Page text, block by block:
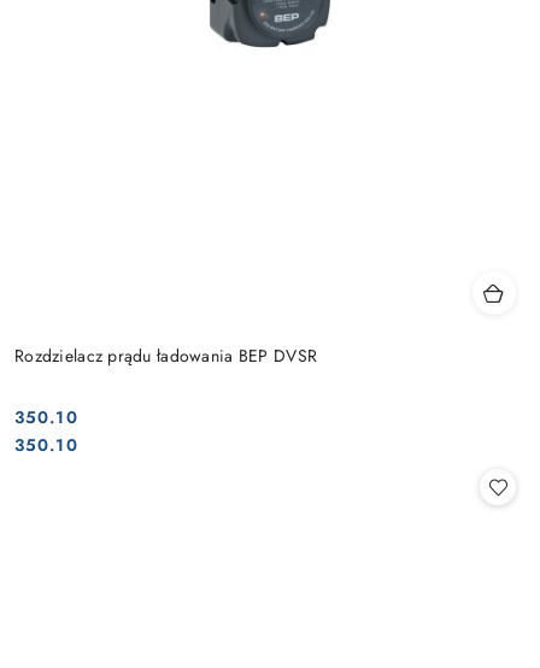
Rozdzielacz prądu ładowania BEP DVSR
Cena:
350.10
Cena:
350.10